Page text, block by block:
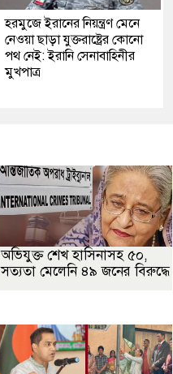
হরমুজে ইরানের নিয়ন্ত্রণ মেনে
নেওয়া ছাড়া যুক্তরাষ্ট্রের কোনো
পথ নেই: ইরানি সেনাবাহিনীর
মুখপাত্র
অভিযুক্ত শেখ হাসিনাসহ ৫০,
সত্যতা মেলেনি ৪৯ জনের বিরুদ্ধে